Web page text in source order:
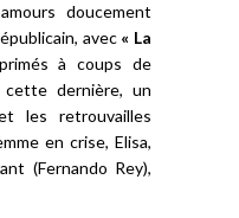
doucement
avec « La
à coups de
dernière, un
les retrouvailles
en crise, Elisa,
(Fernando Rey),